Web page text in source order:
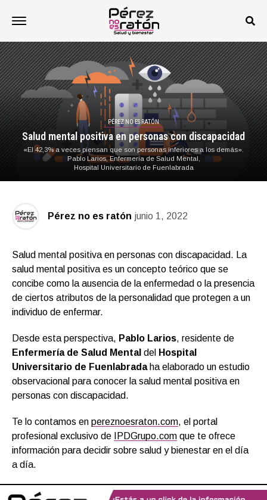
PÉREZ NO ES RATÓN
Salud mental positiva en personas con discapacidad
«El 42,3% a veces piensan que son personas inferiores a los demás».
Pablo Larios, Enfermería de Salud Mental,
Hospital Universitario de Fuenlabrada
Pérez no es ratón junio 1, 2022
Salud mental positiva en personas con discapacidad. La
salud mental positiva es un concepto teórico que se
concibe como la ausencia de la enfermedad o la presencia
de ciertos atributos de la personalidad que protegen a un
individuo de enfermar.
Desde esta perspectiva, Pablo Larios, residente de
Enfermería de Salud Mental del Hospital
Universitario de Fuenlabrada ha elaborado un estudio
observacional para conocer la salud mental positiva en
personas con discapacidad.
Te lo contamos en pereznoesraton.com, el portal
profesional exclusivo de
IPDGrupo.com que te ofrece
información para decidir sobre salud y bienestar en el día
a día.